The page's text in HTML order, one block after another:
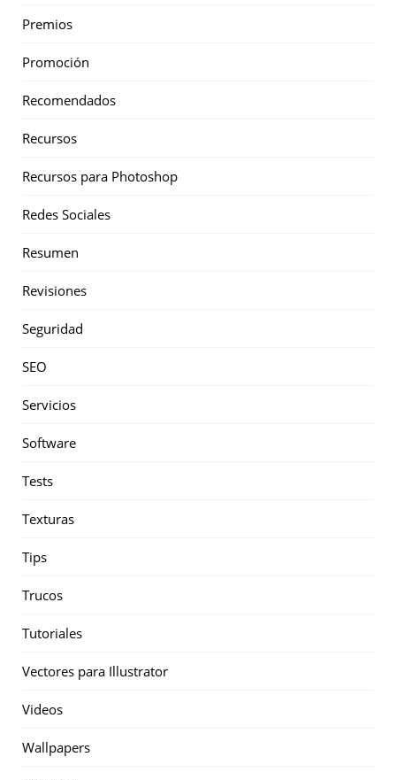
Premios
Promoción
Recomendados
Recursos
Recursos para Photoshop
Redes Sociales
Resumen
Revisiones
Seguridad
SEO
Servicios
Software
Tests
Texturas
Tips
Trucos
Tutoriales
Vectores para Illustrator
Videos
Wallpapers